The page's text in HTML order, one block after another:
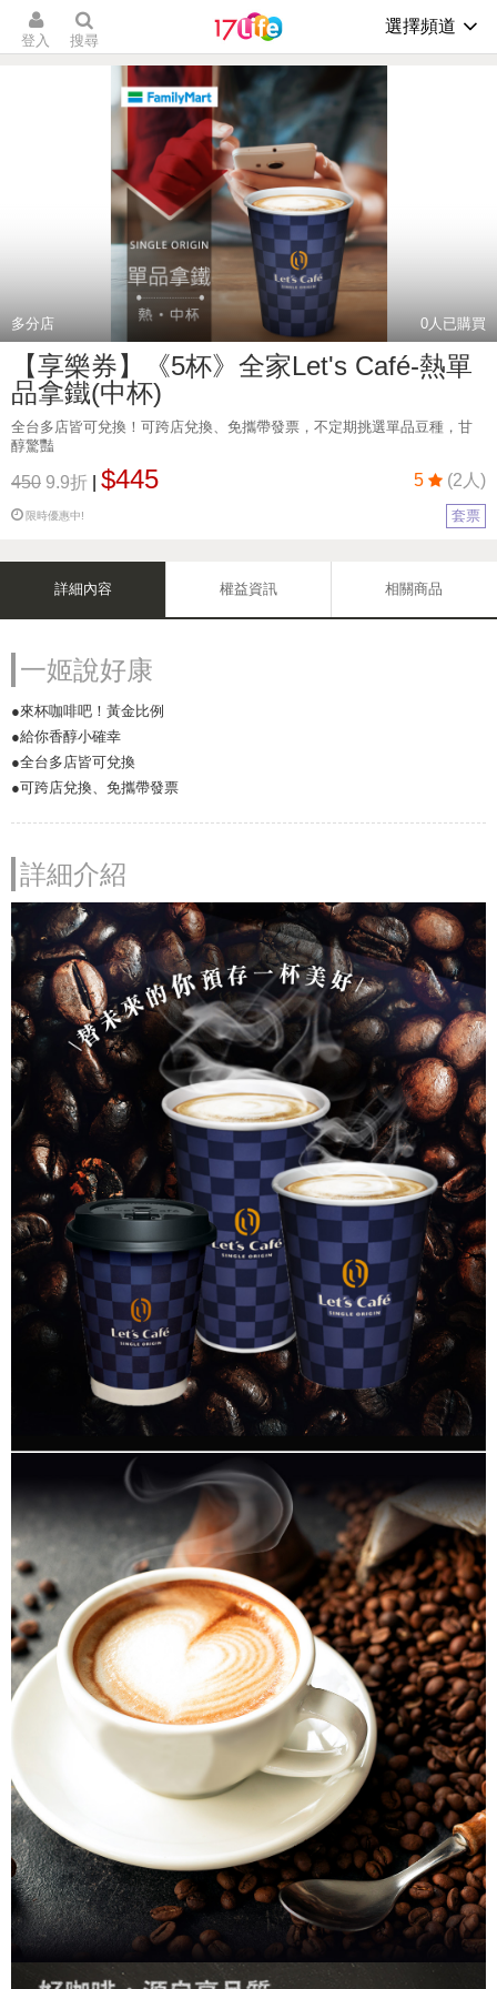
登入 搜尋
選擇頻道
多分店 0人已購買
【享樂券】《5杯》全家Let's Café-熱單
品拿鐵(中杯)
全台多店皆可兌換！可跨店兌換、免攜帶發票，不定期挑選單品豆種，甘
醇驚豔
450 9.9折 $445 5 (2人)
限時優惠中! 套票
詳細內容 權益資訊 相關商品
一姬說好康
●來杯咖啡吧！黃金比例
●給你香醇小確幸
●全台多店皆可兌換
●可跨店兌換、免攜帶發票
詳細介紹